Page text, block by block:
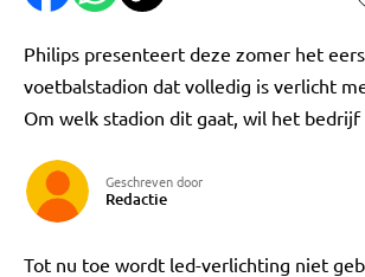
Philips presenteert deze zomer het
voetbalstadion dat volledig is verlicht
Om welk stadion dit gaat, wil het
Geschreven door
Redactie
Tot nu toe wordt led-verlichting niet